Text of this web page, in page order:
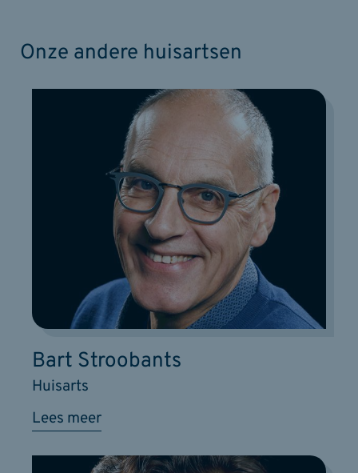
Onze andere huisartsen
Lees meer
Huisarts
Bart Stroobants